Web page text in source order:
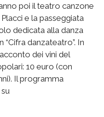
poi il teatro canzone
e la passeggiata
dedicata alla danza
danzateatro”. In
dei vini del
10 euro (con
Il programma